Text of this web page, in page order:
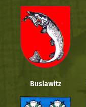
Buslawitz